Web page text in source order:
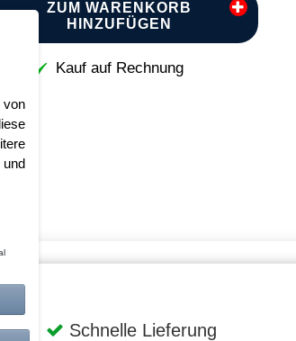
ZUM WARENKORB
HINZUFÜGEN
Kauf auf Rechnung
Schnelle Lieferung
und